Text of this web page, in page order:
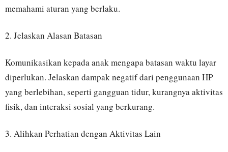
memahami aturan yang berlaku.
2. Jelaskan Alasan Batasan
Komunikasikan kepada anak mengapa batasan waktu layar
diperlukan. Jelaskan dampak negatif dari penggunaan HP
yang berlebihan, seperti gangguan tidur, kurangnya aktivitas
fisik, dan interaksi sosial yang berkurang.
3. Alihkan Perhatian dengan Aktivitas Lain